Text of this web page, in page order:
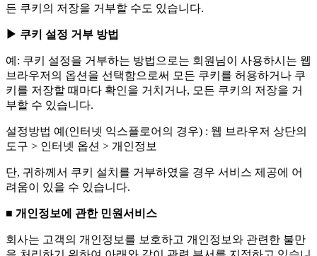
든 쿠키의 저장을 거부할 수도 있습니다.
▶ 쿠키 설정 거부 방법
예: 쿠키 설정을 거부하는 방법으로는 회원님이 사용하시는 웹
브라우저의 옵션을 선택함으로써 모든 쿠키를 허용하거나 쿠
키를 저장할 때마다 확인을 거치거나, 모든 쿠키의 저장을 거
부할 수 있습니다.
설정방법 예(인터넷 익스플로어의 경우) : 웹 브라우저 상단의
도구 > 인터넷 옵션 > 개인정보
단, 귀하께서 쿠키 설치를 거부하였을 경우 서비스 제공에 어
려움이 있을 수 있습니다.
■ 개인정보에 관한 민원서비스
회사는 고객의 개인정보를 보호하고 개인정보와 관련한 불만